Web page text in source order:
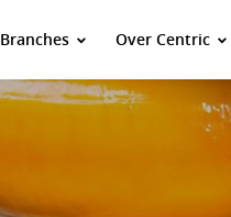
Branches Over Centric